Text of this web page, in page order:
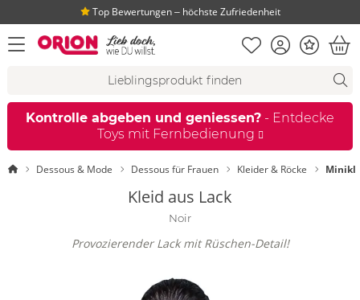
Top Bewertungen ‒ höchste Zufriedenheit
Menü öffnen Merkliste
KontoBonus
Kontrolle abgeben und geniessen? - Entdecke
Toys mit Fernbedienung
StartseiteDessous & Mode Dessous für Frauen Kleider & Röcke
Kleid aus Lack
Noir
Provozierender Lack mit Rüschen-Detail!